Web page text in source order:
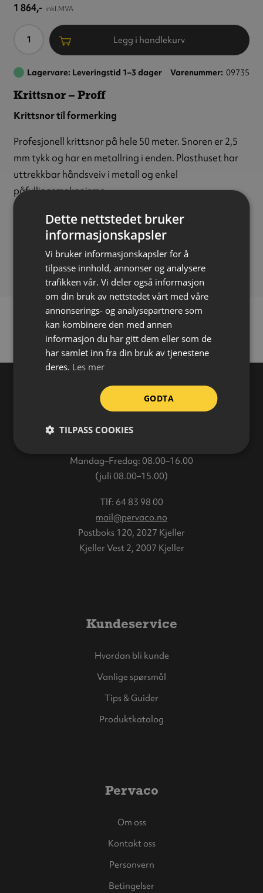
1 864,- inkl.MVA
Antall Legg i handlekurv
Lagervare: Leveringstid 1–3 dager Varenummer 09735
Krittsnor – Proff
Krittsnor til formerking
Profesjonell krittsnor på hele 50 meter. Snoren er 2,5
mm tykk og har en metallring i enden. Plasthuset har
uttrekkbar håndsveiv i metall og enkel
påfyllingsmekanisme.
Kritt selges separat.
Tykkelse:2,5 mm
Lengde:50 meter
Varehus
Mandag–Fredag: 08.00–16.00
(juli 08.00–15.00)
Tlf: 64 83 98 00
mail@pervaco.no
Postboks 120, 2027 Kjeller
Kjeller Vest 2, 2007 Kjeller
Kundeservice
Hvordan bli kunde
Vanlige spørsmål
Tips & Guider
Produktkatalog
Pervaco
Om oss
Kontakt oss
Personvern
Betingelser
Dette nettstedet bruker
informasjonskapsler
Vi bruker informasjonskapsler for å
tilpasse innhold, annonser og analysere
trafikken vår. Vi deler også informasjon
om din bruk av nettstedet vårt med våre
annonserings- og analysepartnere som
kan kombinere den med annen
informasjon du har gitt dem eller som de
har samlet inn fra din bruk av tjenestene
deres. Les mer
GODTA
TILPASS COOKIES